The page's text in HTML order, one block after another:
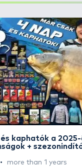
kaphatók a 2025-
+
more than 1 years